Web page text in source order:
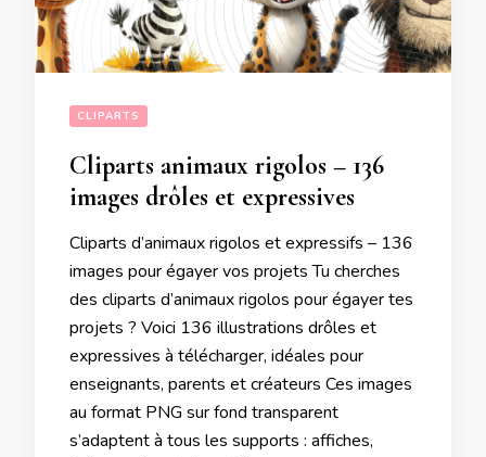
CLIPARTS
Cliparts animaux rigolos – 136
images drôles et expressives
Cliparts d’animaux rigolos et expressifs – 136
images pour égayer vos projets Tu cherches
des cliparts d’animaux rigolos pour égayer tes
projets ? Voici 136 illustrations drôles et
expressives à télécharger, idéales pour
enseignants, parents et créateurs Ces images
au format PNG sur fond transparent
s’adaptent à tous les supports : affiches,